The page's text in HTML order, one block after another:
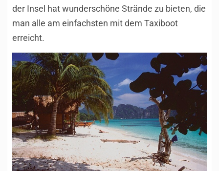
der Insel hat wunderschöne Strände zu bieten, die
man alle am einfachsten mit dem Taxiboot
erreicht.